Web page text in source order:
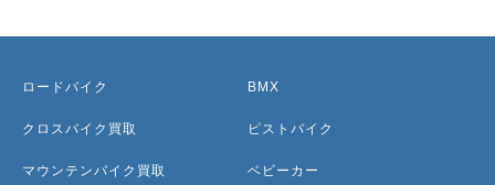
ロードバイク
クロスバイク買取
マウンテンバイク買取
BMX
ピストバイク
ベビーカー